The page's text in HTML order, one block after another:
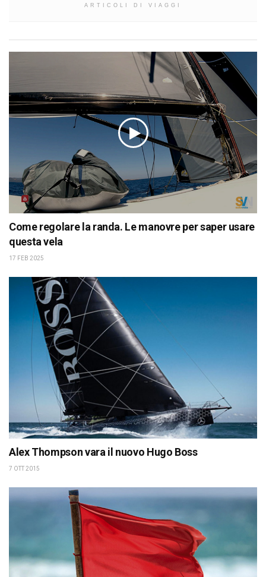
ARTICOLI DI VIAGGI
Come regolare la randa. Le manovre per saper usare
questa vela
17 FEB 2025
Alex Thompson vara il nuovo Hugo Boss
7 OTT 2015